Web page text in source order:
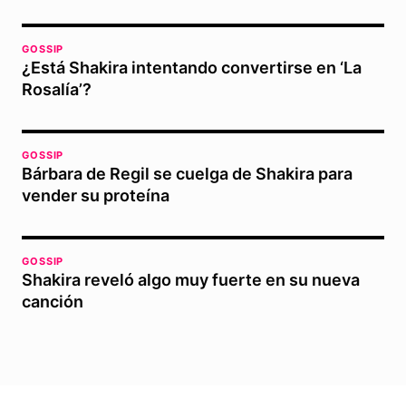
GOSSIP
¿Está Shakira intentando convertirse en ‘La
Rosalía’?
GOSSIP
Bárbara de Regil se cuelga de Shakira para
vender su proteína
GOSSIP
Shakira reveló algo muy fuerte en su nueva
canción